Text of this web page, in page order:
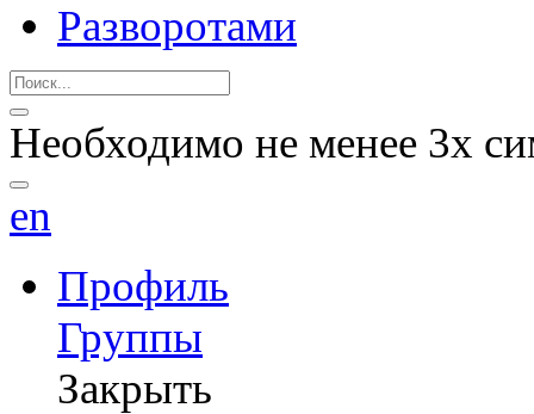
Разворотами
Необходимо не менее 3х
en
Профиль
Группы
Закрыть